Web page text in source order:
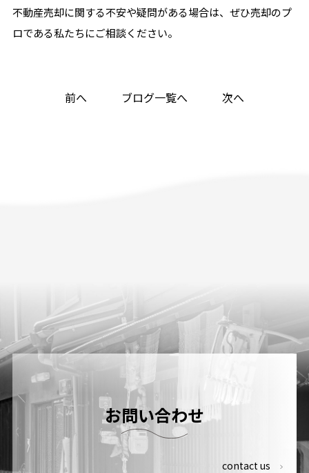
不動産売却に関する不安や疑問がある場合は、ぜひ売却のプ
ロである私たちにご相談ください。
前へ ブログ一覧へ 次へ
お問い合わせ
contact us